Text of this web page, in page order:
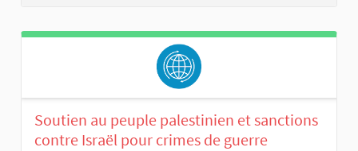
Soutien au peuple palestinien et sanctions
contre Israël pour crimes de guerre